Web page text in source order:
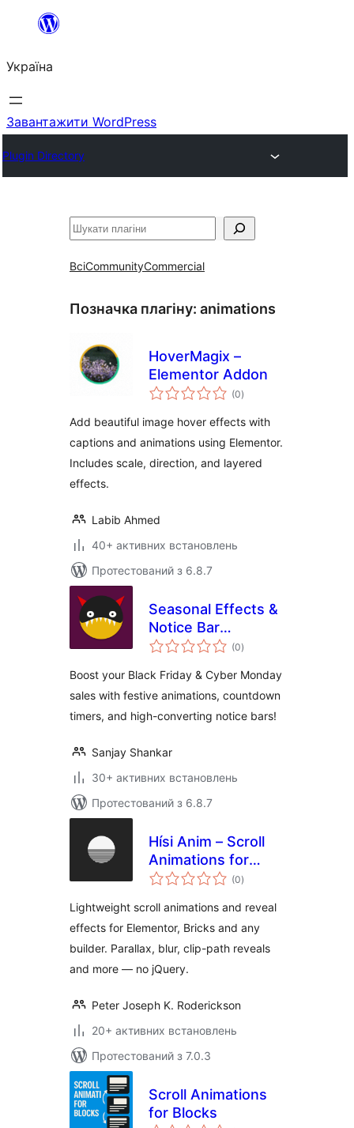
Перейти
вмісту
Україна
Завантажити WordPress
Plugin Directory
Пошук
ВсіCommunityCommercial
Позначка плагіну: animations
HoverMagix –
Elementor Addon
(0загальний
рейтинг
)
Add beautiful image hover effects with
captions and animations using Elementor.
Includes scale, direction, and layered
effects.
Labib Ahmed
40+ активних встановлень
Протестований з 6.8.7
Seasonal Effects &
Notice Bar
(formerly
Animations)
(0загальний
рейтинг
)
Boost your Black Friday & Cyber Monday
sales with festive animations, countdown
timers, and high-converting notice bars!
Sanjay Shankar
30+ активних встановлень
Протестований з 6.8.7
Hísi Anim – Scroll
Animations for
Elementor, Bricks &
(0загальний
рейтинг
)
Lightweight scroll animations and reveal
effects for Elementor, Bricks and any
builder. Parallax, blur, clip-path reveals
and more — no jQuery.
Peter Joseph K. Roderickson
20+ активних встановлень
Протестований з 7.0.3
Scroll Animations
for Blocks